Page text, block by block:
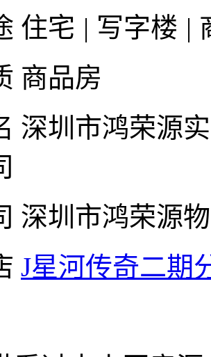
住宅 | 写字楼 |
商品房
深圳市鸿荣源
深圳市鸿荣源
J星河传奇二期